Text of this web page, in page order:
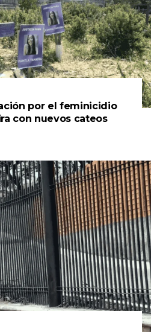
por el feminicidio
con nuevos cateos